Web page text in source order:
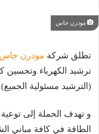
مودرن جاس
تطلق شركة مودرن جاس
ترشيد الكهرباء وتحسين
(الترشيد مسئولية
و تهدف الحملة إلى
الطاقة في كافة مباني